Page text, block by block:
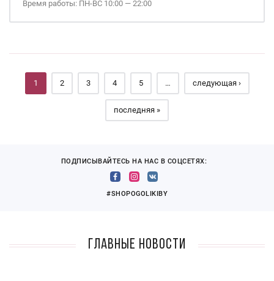
Время работы: ПН-ВС 10:00 — 22:00
Страницы
1 2 3 4 5 … следующая ›
последняя »
ПОДПИСЫВАЙТЕСЬ НА НАС В СОЦСЕТЯХ:
#SHOPOGOLIKIBY
Главные новости